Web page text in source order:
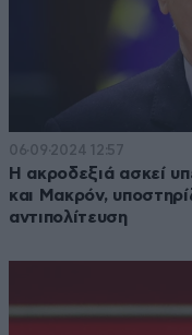
06·09·2024 12:57
Η ακροδεξιά ασκεί
και Μακρόν,
αντιπολίτευση